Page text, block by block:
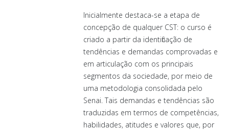
Inicialmente destaca-se a etapa de
concepção de qualquer CST: o curso é
criado a partir da identificação de
tendências e demandas comprovadas e
em articulação com os principais
segmentos da sociedade, por meio de
uma metodologia consolidada pelo
Senai. Tais demandas e tendências são
traduzidas em termos de competências,
habilidades, atitudes e valores que, por